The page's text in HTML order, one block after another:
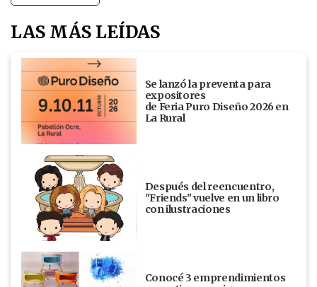
LAS MÁS LEÍDAS
Se lanzó la preventa para
expositores
de Feria Puro Diseño 2026 en
La Rural
Después del reencuentro,
"Friends" vuelve en un libro
con ilustraciones
Conocé 3 emprendimientos